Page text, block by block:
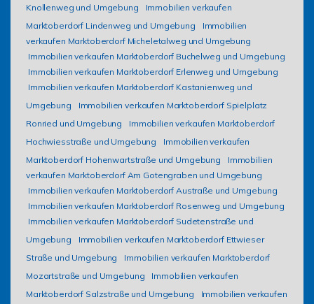
Knollenweg und Umgebung
Immobilien verkaufen
Marktoberdorf Lindenweg und Umgebung
Immobilien
verkaufen Marktoberdorf Micheletalweg und Umgebung
Immobilien verkaufen Marktoberdorf Buchelweg und Umgebung
Immobilien verkaufen Marktoberdorf Erlenweg und Umgebung
Immobilien verkaufen Marktoberdorf Kastanienweg und
Umgebung
Immobilien verkaufen Marktoberdorf Spielplatz
Ronried und Umgebung
Immobilien verkaufen Marktoberdorf
Hochwiesstraße und Umgebung
Immobilien verkaufen
Marktoberdorf Hohenwartstraße und Umgebung
Immobilien
verkaufen Marktoberdorf Am Gotengraben und Umgebung
Immobilien verkaufen Marktoberdorf Austraße und Umgebung
Immobilien verkaufen Marktoberdorf Rosenweg und Umgebung
Immobilien verkaufen Marktoberdorf Sudetenstraße und
Umgebung
Immobilien verkaufen Marktoberdorf Ettwieser
Straße und Umgebung
Immobilien verkaufen Marktoberdorf
Mozartstraße und Umgebung
Immobilien verkaufen
Marktoberdorf Salzstraße und Umgebung
Immobilien verkaufen